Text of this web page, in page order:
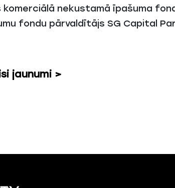
nekustamā īpašuma
fondu pārvaldītājs SG Capital
jaunumi >